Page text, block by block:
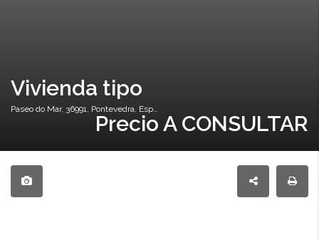
Vivienda tipo
Paseo do Mar, 36991, Pontevedra, España
Precio A CONSULTAR